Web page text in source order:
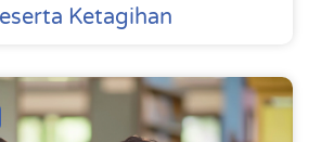
Ketagihan